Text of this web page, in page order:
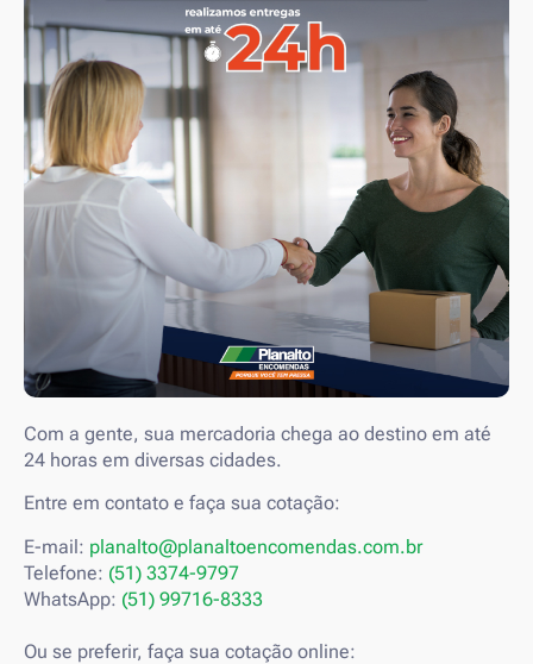
Com a gente, sua mercadoria chega ao destino em até
24 horas em diversas cidades.
Entre em contato e faça sua cotação:
E-mail: planalto@planaltoencomendas.com.br
Telefone: (51) 3374-9797
WhatsApp: (51) 99716-8333
Ou se preferir, faça sua cotação online: